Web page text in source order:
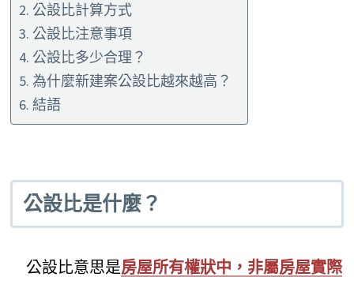
公設比計算方式
公設比注意事項
公設比多少合理？
為什麼新建案公設比越來越高？
結語
公設比是什麼？
公設比意思是房屋所有權狀中，非屬房屋實際